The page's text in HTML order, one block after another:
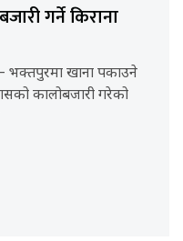
गर्ने किराना
भक्तपुरमा खाना पकाउने
कालोबजारी गरेको